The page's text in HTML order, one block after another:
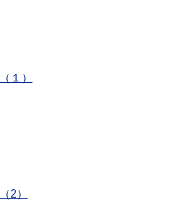
１）
2）